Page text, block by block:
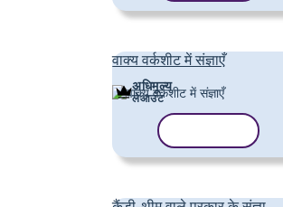
वाक्य वर्कशीट में संज्ञाएँ
अधिमूल्य
लेआउट